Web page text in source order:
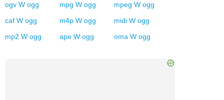
ogv W ogg mpg W ogg mpeg W ogg
caf W ogg m4p W ogg midi W ogg
mp2 W ogg ape W ogg oma W ogg